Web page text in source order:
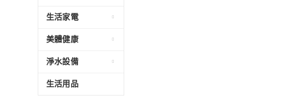
生活家電
美體健康
淨水設備
生活用品